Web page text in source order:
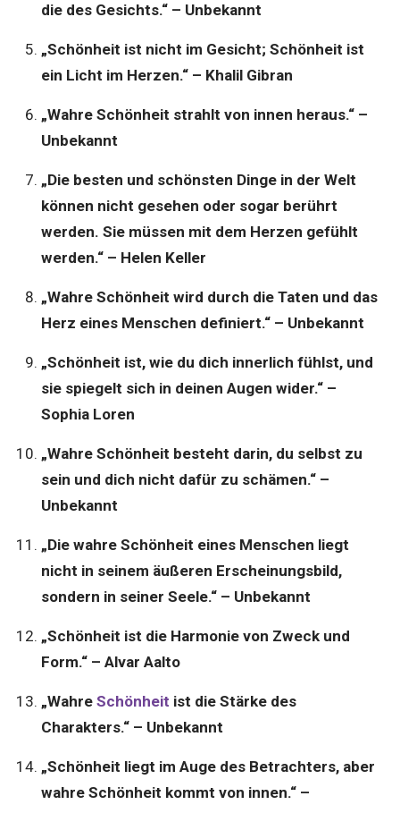
die des Gesichts.“ – Unbekannt
„Schönheit ist nicht im Gesicht; Schönheit ist
ein Licht im Herzen.“ – Khalil Gibran
„Wahre Schönheit strahlt von innen heraus.“ –
Unbekannt
„Die besten und schönsten Dinge in der Welt
können nicht gesehen oder sogar berührt
werden. Sie müssen mit dem Herzen gefühlt
werden.“ – Helen Keller
„Wahre Schönheit wird durch die Taten und das
Herz eines Menschen definiert.“ – Unbekannt
„Schönheit ist, wie du dich innerlich fühlst, und
sie spiegelt sich in deinen Augen wider.“ –
Sophia Loren
„Wahre Schönheit besteht darin, du selbst zu
sein und dich nicht dafür zu schämen.“ –
Unbekannt
„Die wahre Schönheit eines Menschen liegt
nicht in seinem äußeren Erscheinungsbild,
sondern in seiner Seele.“ – Unbekannt
„Schönheit ist die Harmonie von Zweck und
Form.“ – Alvar Aalto
„Wahre Schönheit ist die Stärke des
Charakters.“ – Unbekannt
„Schönheit liegt im Auge des Betrachters, aber
wahre Schönheit kommt von innen.“ –